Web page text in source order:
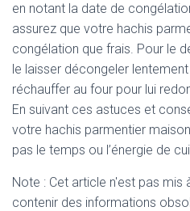
en notant la date de
assurez que votre hachis
congélation que frais. Pour le
le laisser décongeler
réchauffer au four pour lui
En suivant ces astuces et
votre hachis parmentier
pas le temps ou l’énergie de
Note : Cet article n'est pas mis
contenir des informations